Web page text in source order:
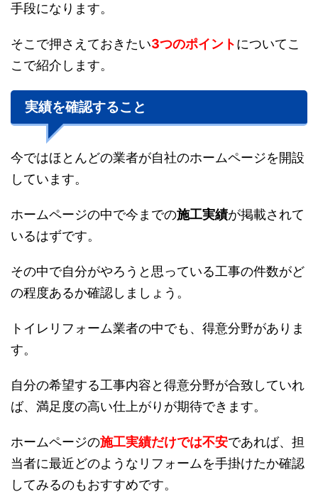
手段になります。
そこで押さえておきたい3つのポイントについてこ
こで紹介します。
実績を確認すること
今ではほとんどの業者が自社のホームページを開設
しています。
ホームページの中で今までの施工実績が掲載されて
いるはずです。
その中で自分がやろうと思っている工事の件数がど
の程度あるか確認しましょう。
トイレリフォーム業者の中でも、得意分野がありま
す。
自分の希望する工事内容と得意分野が合致していれ
ば、満足度の高い仕上がりが期待できます。
ホームページの施工実績だけでは不安であれば、担
当者に最近どのようなリフォームを手掛けたか確認
してみるのもおすすめです。